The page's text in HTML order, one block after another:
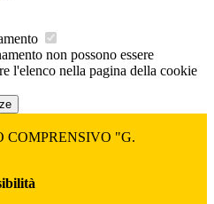
non possono essere
l'elenco nella pagina della cookie
COMPRENSIVO "G.